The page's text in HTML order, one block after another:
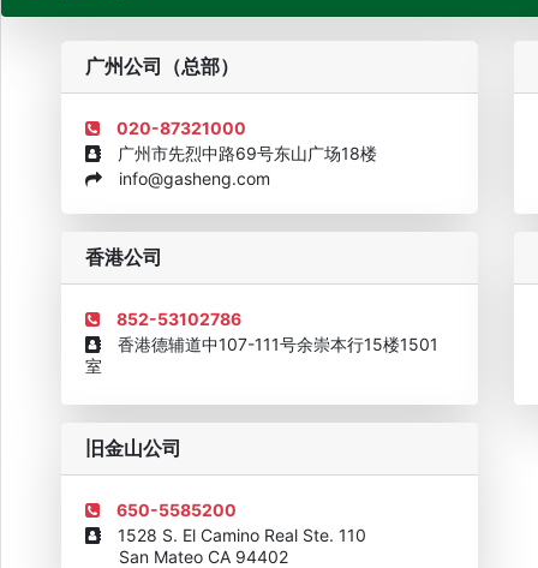
企业诚信AAAAA奖牌2015 欧美澳最具价值品牌移民机构
广州公司（总部）
020-87321000
广州市先烈中路69号东山广场18楼
info@gasheng.com
香港公司
852-53102786
香港德辅道中107-111号余崇本行15楼1501
室
旧金山公司
650-5585200
1528 S. El Camino Real Ste. 110
San Mateo CA 94402